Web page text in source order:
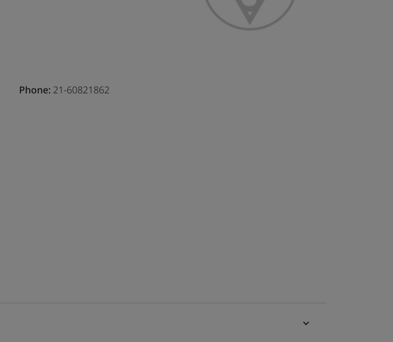
Phone:21-60821862